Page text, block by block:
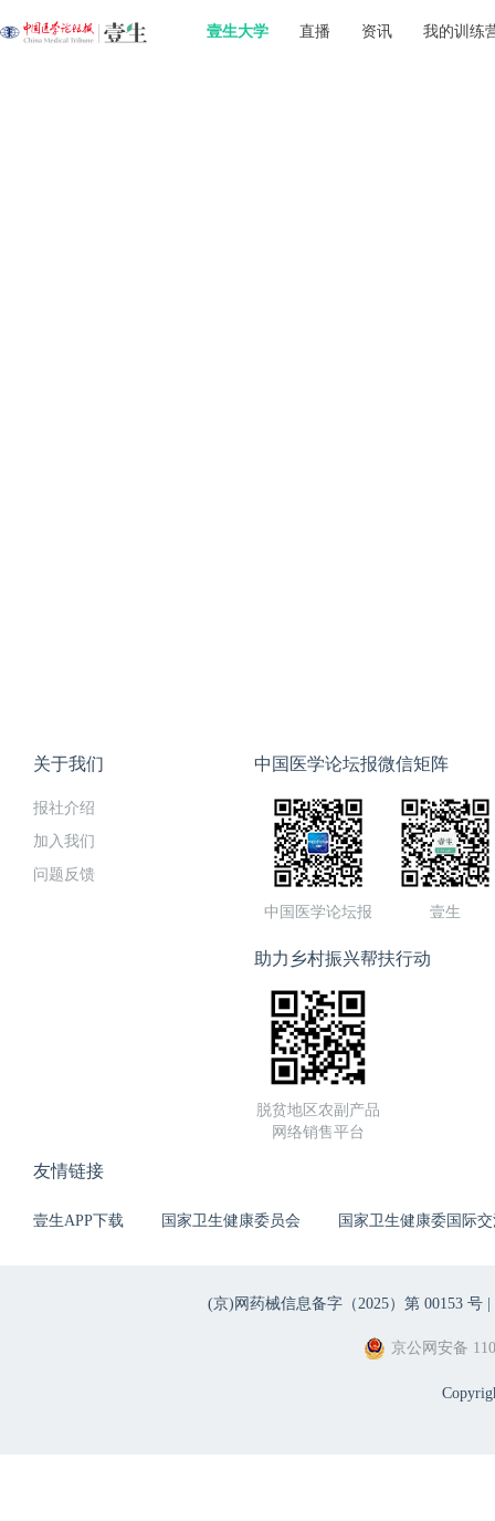
壹生大学 直播 资讯 我的训练
关于我们
报社介绍
加入我们
问题反馈
中国医学论坛报微信矩阵
中国医学论坛报 壹生
助力乡村振兴帮扶行动
脱贫地区农副产品
网络销售平台
友情链接
壹生APP下载 国家卫生健康委员会 国家卫生健康委国际
(京)网药械信息备字（2025）第 00153 号 |
京公网安备